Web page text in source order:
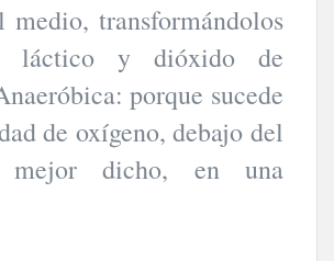
medio, transformándolos
láctico y dióxido de
porque sucede
de oxígeno, debajo del
dicho, en una